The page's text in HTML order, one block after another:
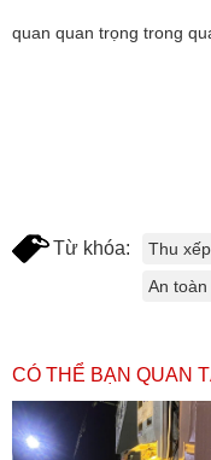
quan quan trọng trong
Từ khóa: Thu
An toàn
CÓ THỂ BẠN QUAN